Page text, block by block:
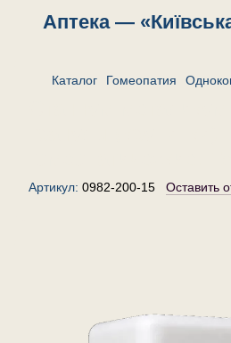
Аптека —
Каталог Гомеопатия
Артикул: 0982-200-15 Оставить